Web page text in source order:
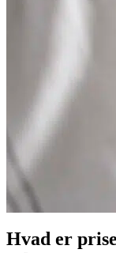
Hvad er